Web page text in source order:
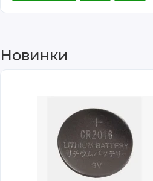
Новинки